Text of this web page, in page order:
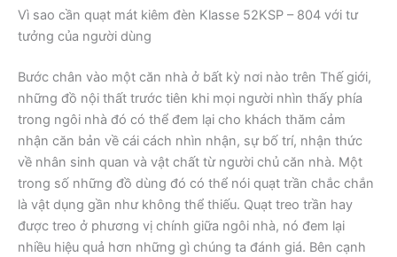
Vì sao cần quạt mát kiêm đèn Klasse 52KSP – 804 với tư
tưởng của người dùng
Bước chân vào một căn nhà ở bất kỳ nơi nào trên Thế giới,
những đồ nội thất trước tiên khi mọi người nhìn thấy phía
trong ngôi nhà đó có thể đem lại cho khách thăm cảm
nhận căn bản về cái cách nhìn nhận, sự bố trí, nhận thức
về nhân sinh quan và vật chất từ người chủ căn nhà. Một
trong số những đồ dùng đó có thể nói quạt trần chắc chắn
là vật dụng gần như không thể thiếu. Quạt treo trần hay
được treo ở phương vị chính giữa ngôi nhà, nó đem lại
nhiều hiệu quả hơn những gì chúng ta đánh giá. Bên cạnh